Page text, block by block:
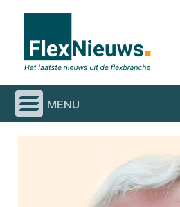
menu